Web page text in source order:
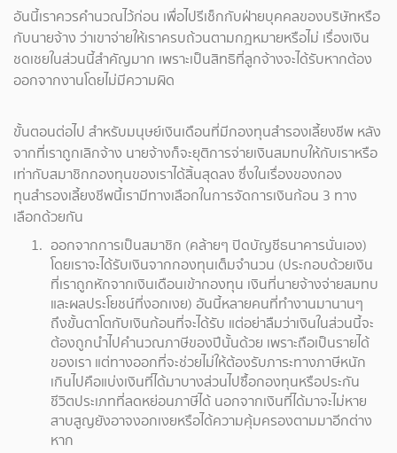
อันนี้เราควรคำนวณไว้ก่อน เพื่อไปรีเช็กกับฝ่ายบุคคลของบริษัทหรือ
กับนายจ้าง ว่าเขาจ่ายให้เราครบถ้วนตามกฎหมายหรือไม่ เรื่องเงิน
ชดเชยในส่วนนี้สำคัญมาก เพราะเป็นสิทธิที่ลูกจ้างจะได้รับหากต้อง
ออกจากงานโดยไม่มีความผิด
ขั้นตอนต่อไป สำหรับมนุษย์เงินเดือนที่มีกองทุนสำรองเลี้ยงชีพ หลัง
จากที่เราถูกเลิกจ้าง นายจ้างก็จะยุติการจ่ายเงินสมทบให้กับเราหรือ
เท่ากับสมาชิกกองทุนของเราได้สิ้นสุดลง ซึ่งในเรื่องของกอง
ทุนสำรองเลี้ยงชีพนี้เรามีทางเลือกในการจัดการเงินก้อน 3 ทาง
เลือกด้วยกัน
ออกจากการเป็นสมาชิก (คล้ายๆ ปิดบัญชีธนาคารนั่นเอง)
โดยเราจะได้รับเงินจากกองทุนเต็มจำนวน (ประกอบด้วยเงิน
ที่เราถูกหักจากเงินเดือนเข้ากองทุน เงินที่นายจ้างจ่ายสมทบ
และผลประโยชน์ที่งอกเงย) อันนี้หลายคนที่ทำงานมานานๆ
ถึงขั้นตาโตกับเงินก้อนที่จะได้รับ แต่อย่าลืมว่าเงินในส่วนนี้จะ
ต้องถูกนำไปคำนวณภาษีของปีนั้นด้วย เพราะถือเป็นรายได้
ของเรา แต่ทางออกที่จะช่วยไม่ให้ต้องรับภาระทางภาษีหนัก
เกินไปคือแบ่งเงินที่ได้มาบางส่วนไปซื้อกองทุนหรือประกัน
ชีวิตประเภทที่ลดหย่อนภาษีได้ นอกจากเงินที่ได้มาจะไม่หาย
สาบสูญยังอาจงอกเงยหรือได้ความคุ้มครองตามมาอีกต่าง
หาก